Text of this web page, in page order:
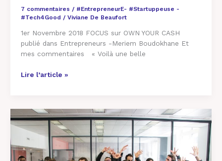
7 commentaires / #EntrepreneurE- #Startuppeuse -
#Tech4Good / Viviane De Beaufort
1er Novembre 2018 FOCUS sur OWN YOUR CASH
publié dans Entrepreneurs -Meriem Boudokhane Et
mes commentaires « Voilà une belle
Lire l’article »
Transformer
grandes
entreprises
en
s’inspirant